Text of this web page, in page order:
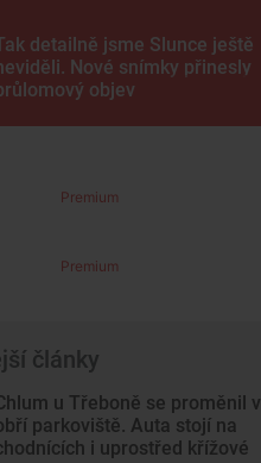
detailně jsme Slunce ještě
Nové snímky přinesly
objev
Premium
Premium
články
u Třeboně se proměnil v
parkoviště. Auta stojí na
i uprostřed křížové